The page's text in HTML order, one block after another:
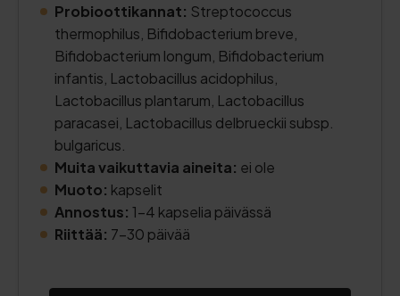
Probioottikannat: Streptococcus
thermophilus, Bifidobacterium breve,
Bifidobacterium longum, Bifidobacterium
infantis, Lactobacillus acidophilus,
Lactobacillus plantarum, Lactobacillus
paracasei, Lactobacillus delbrueckii subsp.
bulgaricus.
Muita vaikuttavia aineita: ei ole
Muoto: kapselit
Annostus: 1-4 kapselia päivässä
Riittää: 7-30 päivää